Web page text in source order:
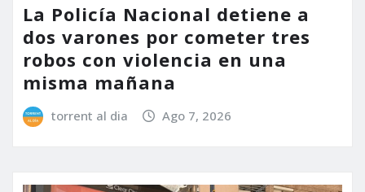
La Policía Nacional detiene a
dos varones por cometer tres
robos con violencia en una
misma mañana
torrent al dia Ago 7, 2026